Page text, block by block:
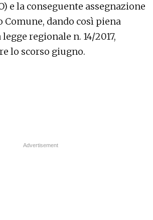
e la conseguente assegnazione
Comune, dando così piena
regionale n. 14/2017,
lo scorso giugno.